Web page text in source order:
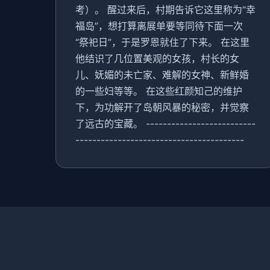
考）。 醒过来后，村期告诉它这里称为“幸
福岛”，想打算离展单要等同待下面一次
“祭祀日”，于是罗恩就住了下来。 在这里
他结识了几位置美观的女孩，村长的女
儿、妩媚的未亡家、难解的女神、新鲜婚
的一些妇等等。 在这些红颜知己的维护
下，为功解开了岛朝风暴的秘密，并觉察
了远古的宝藏。 --------------------------
----------------------------------------